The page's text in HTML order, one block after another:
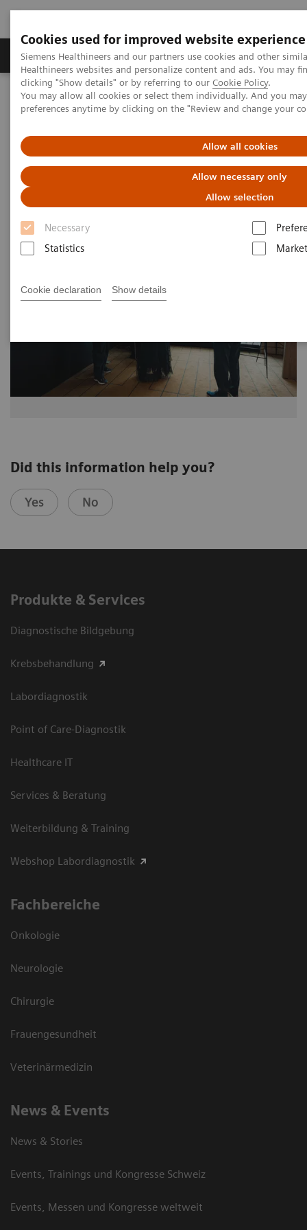
Cookies used for improved website experience
Siemens Healthineers and our partners use cookies and other
Healthineers websites and personalize content and ads. You may
clicking "Show details" or by referring to our Cookie Policy.
You may allow all cookies or select them individually. And you
preferences anytime by clicking on the "Review and change your
Allow all cookies
Allow necessary only
Allow selection
Necessary
Statistics
Cookie declaration Show details
Produkte & Services Fachbereiche
Home Medizinische Bildgebung
Molekulare Bildgebung
MI World Summit 2026
MI World Summit 2026 Moments
Image 67
Did this information help you?
Yes No
Produkte & Services
Diagnostische Bildgebung
Krebsbehandlung
Labordiagnostik
Point of Care-Diagnostik
Healthcare IT
Services & Beratung
Weiterbildung & Training
Webshop Labordiagnostik
Fachbereiche
Onkologie
Neurologie
Chirurgie
Frauengesundheit
Veterinärmedizin
News & Events
News & Stories
Events, Trainings und Kongresse Schweiz
Events, Messen und Kongresse weltweit